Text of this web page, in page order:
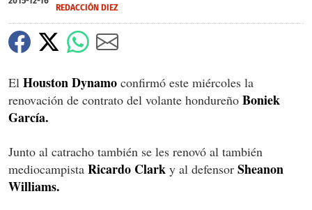
REDACCIÓN DIEZ
El Houston Dynamo confirmó este miércoles la
renovación de contrato del volante hondureño Boniek
García.
Junto al catracho también se les renovó al también
mediocampista Ricardo Clark y al defensor Sheanon
Williams.